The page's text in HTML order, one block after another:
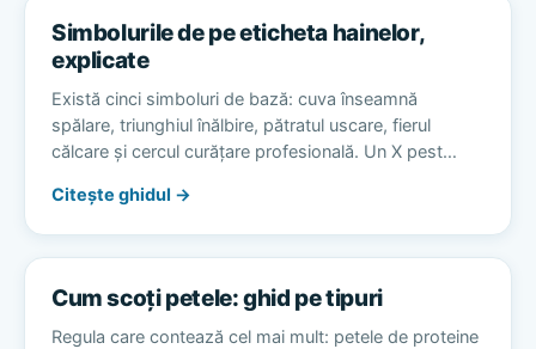
Simbolurile de pe eticheta hainelor,
explicate
Există cinci simboluri de bază: cuva înseamnă
spălare, triunghiul înălbire, pătratul uscare, fierul
călcare și cercul curățare profesională. Un X pest…
Citește ghidul →
Cum scoți petele: ghid pe tipuri
Regula care contează cel mai mult: petele de proteine